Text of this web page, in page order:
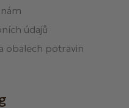
údajů
obalech potravin